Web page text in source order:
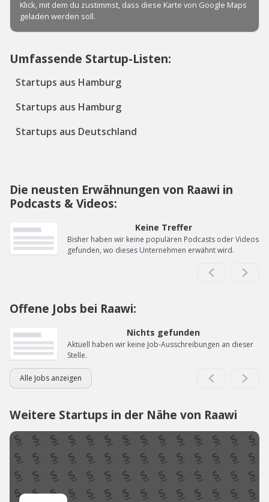
Umfassende Startup-Listen:
Startups aus Hamburg
Startups aus Hamburg
Startups aus Deutschland
Die neusten Erwähnungen von Raawi in
Podcasts & Videos:
Keine Treffer
Bisher haben wir keine populären Podcasts oder Videos
gefunden, wo dieses Unternehmen erwähnt wird.
Offene Jobs bei Raawi:
Nichts gefunden
Aktuell haben wir keine Job-Ausschreibungen an dieser
Stelle.
Alle Jobs anzeigen
Weitere Startups in der Nähe von Raawi